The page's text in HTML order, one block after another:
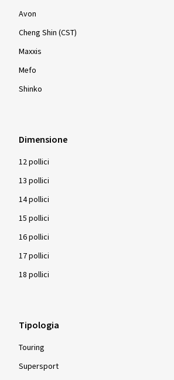
Avon
Cheng Shin (CST)
Maxxis
Mefo
Shinko
Dimensione
12 pollici
13 pollici
14 pollici
15 pollici
16 pollici
17 pollici
18 pollici
Tipologia
Touring
Supersport